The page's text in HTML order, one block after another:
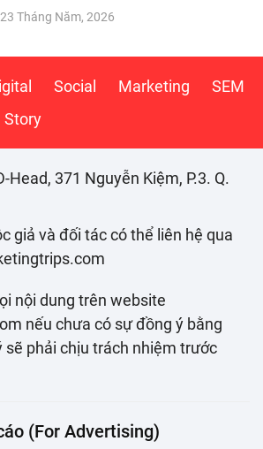
23 Tháng Năm, 2026
Social Marketing
SEM
Story
Head, 371 Nguyễn Kiệm, P.3. Q.
giả và đối tác có thể liên hệ qua
nội dung trên website
nếu chưa có sự đồng ý bằng
sẽ phải chịu trách nhiệm trước
(For Advertising)